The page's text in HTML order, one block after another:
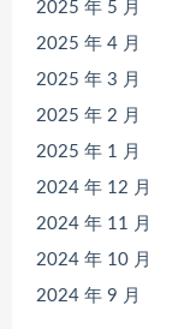
2025 年 5 月
2025 年 4 月
2025 年 3 月
2025 年 2 月
2025 年 1 月
2024 年 12 月
2024 年 11 月
2024 年 10 月
2024 年 9 月